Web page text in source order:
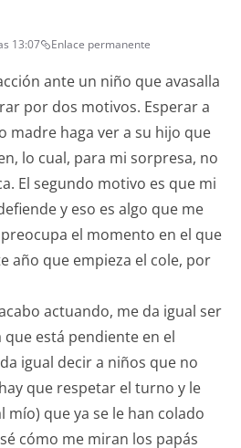
13:07 Enlace permanente
ante un niño que avasalla
por dos motivos. Esperar a
madre haga ver a su hijo que
lo cual, para mi sorpresa, no
El segundo motivo es que mi
y eso es algo que me
el momento en el que
año que empieza el cole, por
actuando, me da igual ser
que está pendiente en el
igual decir a niños que no
que respetar el turno y le
mío) que ya se le han colado
cómo me miran los papás